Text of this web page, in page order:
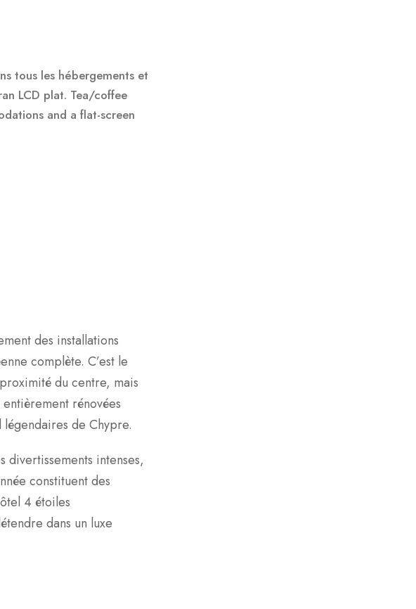
tous les hébergements et
LCD plat. Tea/coffee
and a flat-screen
des installations
complète. C’est le
du centre, mais
rénovées
de Chypre.
divertissements intenses,
constituent des
4 étoiles
dans un luxe